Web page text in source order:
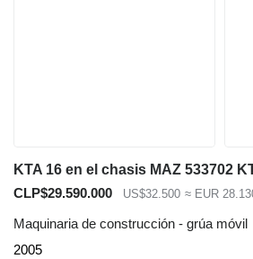
KTA 16 en el chasis MAZ 533702
CLP$29.590.000
US$32.500 ≈ EUR
Maquinaria de construcción - grúa móvil
2005